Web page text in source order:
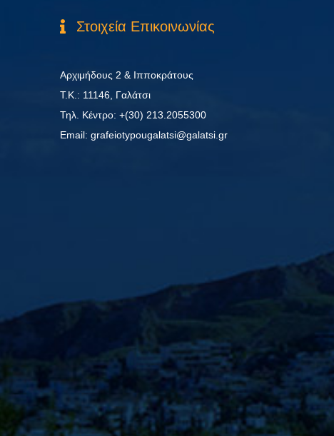
Στοιχεία Επικοινωνίας
Αρχιμήδους 2 & Ιπποκράτους
Τ.Κ.: 11146, Γαλάτσι
Τηλ. Κέντρο: +(30) 213.2055300
Εmail: grafeiotypougalatsi@galatsi.gr